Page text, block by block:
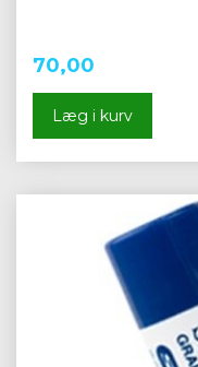
70,00
Læg i kurv